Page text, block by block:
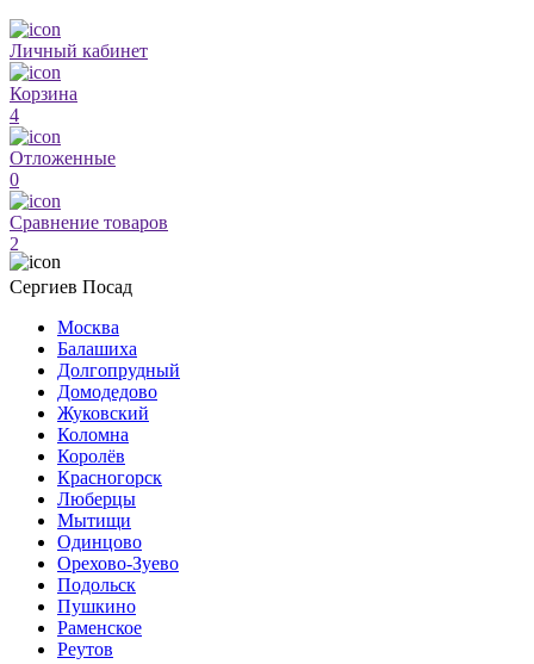
Личный кабинет
Корзина
4
Отложенные
0
Сравнение товаров
2
Сергиев Посад
Москва
Балашиха
Долгопрудный
Домодедово
Жуковский
Коломна
Королёв
Красногорск
Люберцы
Мытищи
Одинцово
Орехово-Зуево
Подольск
Пушкино
Раменское
Реутов